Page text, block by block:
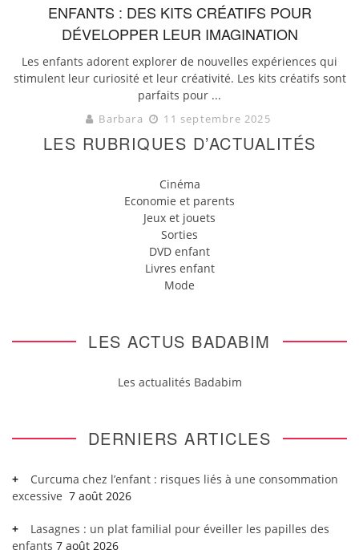
ENFANTS : DES KITS CRÉATIFS POUR
DÉVELOPPER LEUR IMAGINATION
Les enfants adorent explorer de nouvelles expériences qui
stimulent leur curiosité et leur créativité. Les kits créatifs sont
parfaits pour ...
Barbara 11 septembre 2025
LES RUBRIQUES D’ACTUALITÉS
Cinéma
Economie et parents
Jeux et jouets
Sorties
DVD enfant
Livres enfant
Mode
LES ACTUS BADABIM
Les actualités Badabim
DERNIERS ARTICLES
Curcuma chez l’enfant : risques liés à une consommation
excessive 7 août 2026
Lasagnes : un plat familial pour éveiller les papilles des
enfants 7 août 2026